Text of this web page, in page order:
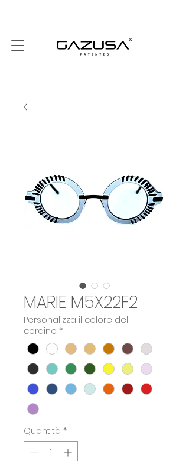
MARIE M5X22F2
Personalizza il colore del
cordino *
Quantità *